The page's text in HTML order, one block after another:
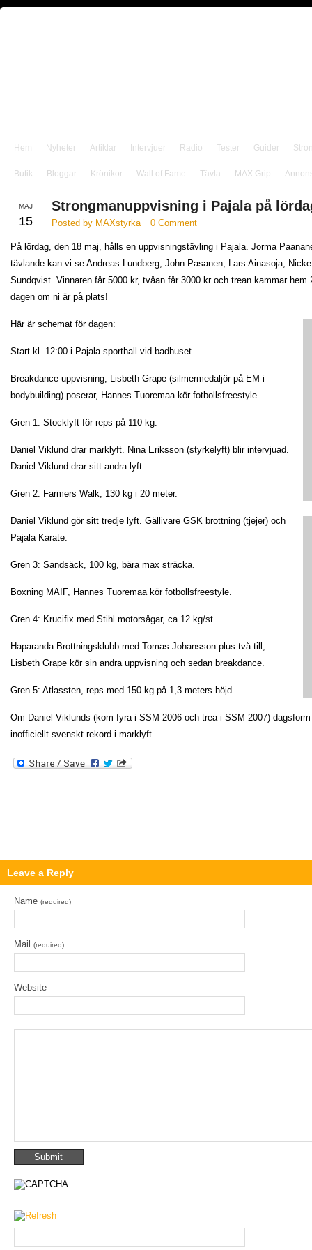
Hem Nyheter Artiklar Intervjuer Radio Tester Guider
Butik Bloggar Krönikor Wall of Fame Tävla MAX Grip
MAJ
15
Strongmanuppvisning i Pajala på
Posted by MAXstyrka 0 Comment
På lördag, den 18 maj, hålls en uppvisningstävling i Pajala. Jorma
tävlande kan vi se Andreas Lundberg, John Pasanen, Lars Ainasoja,
Sundqvist. Vinnaren får 5000 kr, tvåan får 3000 kr och trean kammar
dagen om ni är på plats!
Här är schemat för dagen:
Start kl. 12:00 i Pajala sporthall vid badhuset.
Breakdance-uppvisning, Lisbeth Grape (silmermedaljör på EM i
bodybuilding) poserar, Hannes Tuoremaa kör fotbollsfreestyle.
Gren 1: Stocklyft för reps på 110 kg.
Daniel Viklund drar marklyft. Nina Eriksson (styrkelyft) blir intervjuad.
Daniel Viklund drar sitt andra lyft.
Gren 2: Farmers Walk, 130 kg i 20 meter.
Daniel Viklund gör sitt tredje lyft. Gällivare GSK brottning (tjejer) och
Pajala Karate.
Gren 3: Sandsäck, 100 kg, bära max sträcka.
Boxning MAIF, Hannes Tuoremaa kör fotbollsfreestyle.
Gren 4: Krucifix med Stihl motorsågar, ca 12 kg/st.
Haparanda Brottningsklubb med Tomas Johansson plus två till,
Lisbeth Grape kör sin andra uppvisning och sedan breakdance.
Gren 5: Atlassten, reps med 150 kg på 1,3 meters höjd.
Om Daniel Viklunds (kom fyra i SSM 2006 och trea i SSM 2007)
inofficiellt svenskt rekord i marklyft.
Leave a Reply
Name (required)
Mail (required)
Website